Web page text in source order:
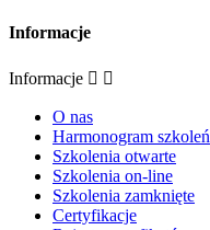
Informacje
Informacje  
O nas
Harmonogram szkoleń
Szkolenia otwarte
Szkolenia on-line
Szkolenia zamknięte
Certyfikacje